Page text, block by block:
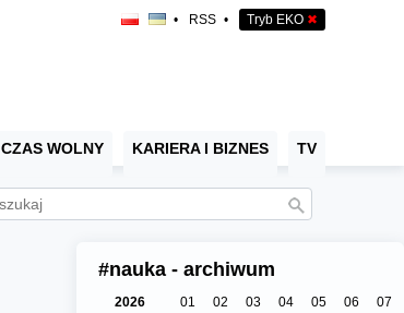
• RSS • Tryb EKO ✖
CZAS WOLNY KARIERA I BIZNES TV
#nauka - archiwum
2026 01 02 03 04 05 06
07